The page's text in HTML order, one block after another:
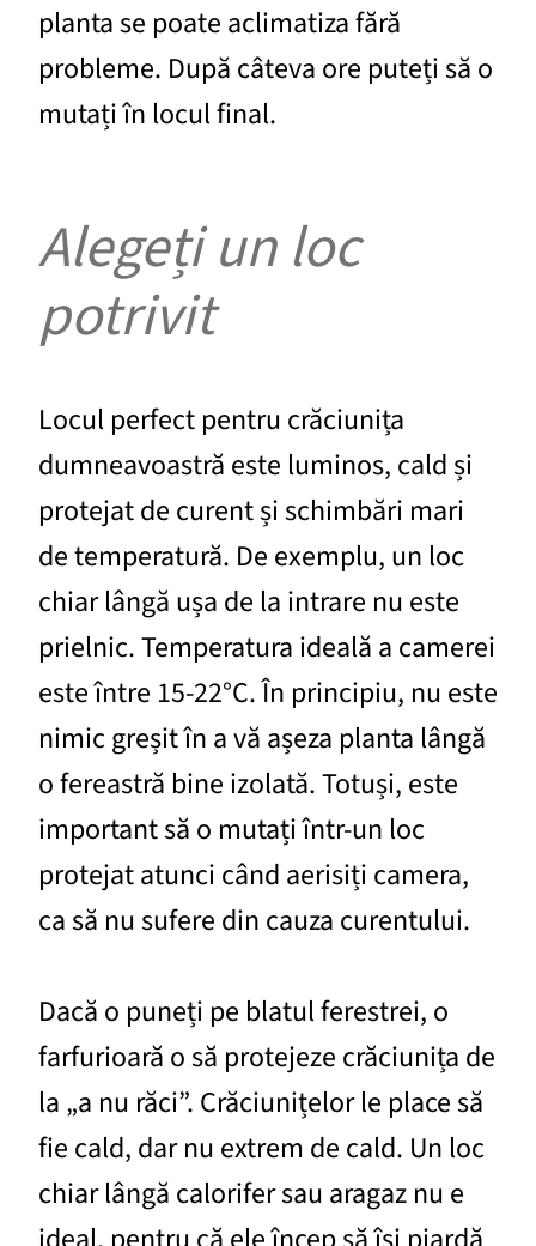
planta se poate aclimatiza fără
probleme. După câteva ore puteți să o
mutați în locul final.
Alegeți un loc
potrivit
Locul perfect pentru crăciunița
dumneavoastră este luminos, cald și
protejat de curent și schimbări mari
de temperatură. De exemplu, un loc
chiar lângă ușa de la intrare nu este
prielnic. Temperatura ideală a camerei
este între 15-22°C. În principiu, nu este
nimic greșit în a vă așeza planta lângă
o fereastră bine izolată. Totuși, este
important să o mutați într-un loc
protejat atunci când aerisiți camera,
ca să nu sufere din cauza curentului.
Dacă o puneți pe blatul ferestrei, o
farfurioară o să protejeze crăciunița de
la „a nu răci”. Crăciunițelor le place să
fie cald, dar nu extrem de cald. Un loc
chiar lângă calorifer sau aragaz nu e